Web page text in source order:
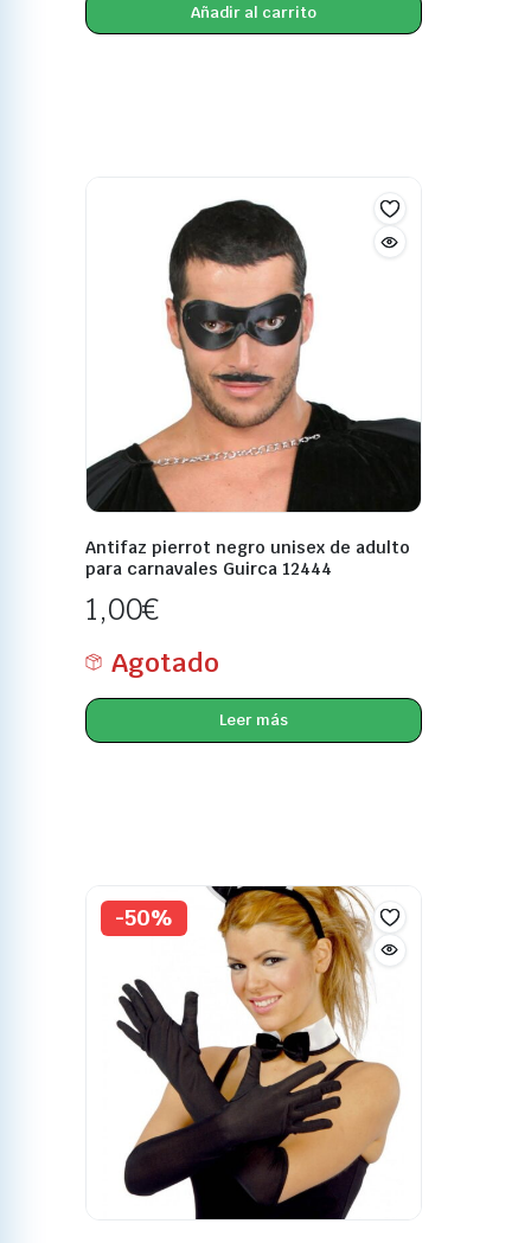
Añadir al carrito
Antifaz pierrot negro unisex de adulto
para carnavales Guirca 12444
1,00€
Agotado
Leer más
-50%